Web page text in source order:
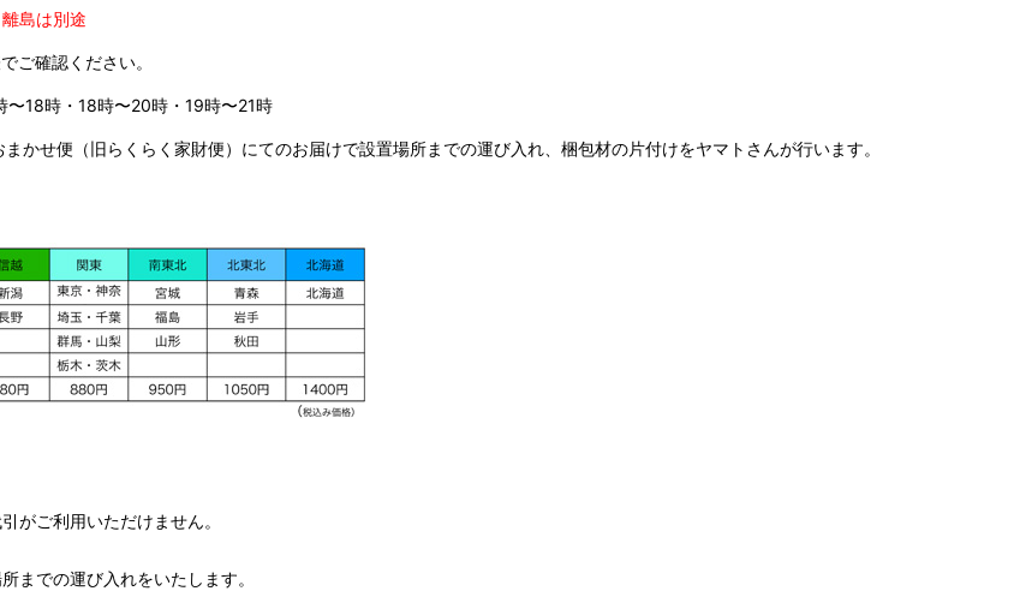
離島は別途
ご確認ください。
〜18時・18時〜20時・19時〜21時
かせ便（旧らくらく家財便）にてのお届けで設置場所までの運び入れ、梱包材の片付けをヤマトさんが行います。
がご利用いただけません。
までの運び入れをいたします。